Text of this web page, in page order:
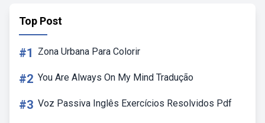
Top Post
#1 Zona Urbana Para Colorir
#2 You Are Always On My Mind Tradução
#3 Voz Passiva Inglês Exercícios Resolvidos Pdf